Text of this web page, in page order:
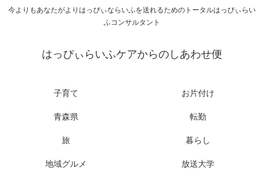
今よりもあなたがよりはっぴぃならいふを送れるためのトータルはっぴぃらい
ふコンサルタント
はっぴぃらいふケアからのしあわせ便
子育て お片付け
青森県 転勤
旅 暮らし
地域グルメ 放送大学